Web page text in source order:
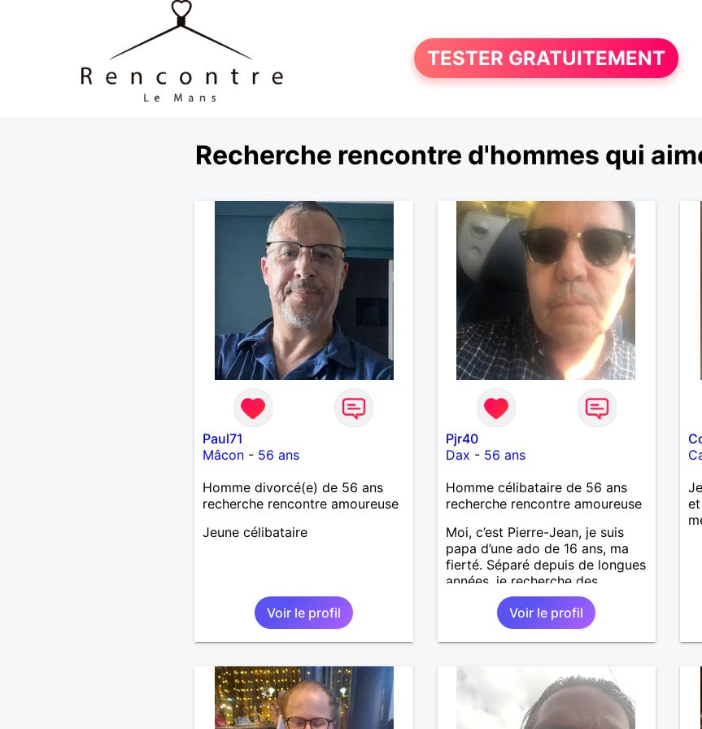
TESTER GRATUITEMENT
Recherche rencontre d'hommes qui
Paul71
Mâcon- 56 ans
Homme divorcé(e) de 56 ans
recherche rencontre amoureuse
Jeune célibataire
Voir le profil
Pjr40
Dax - 56 ans
Homme célibataire de 56 ans
recherche rencontre amoureuse
Moi, c’est Pierre-Jean, je suis
papa d’une ado de 16 ans, ma
fierté. Séparé depuis de longues
années, je recherche des
affinités amicales afin de
rompre une solitude parfois
difficile à gérer ainsi que casser
le vague à l’âme. L’amitié reste
yeux mais peut se décliner en
des sentiments plus puissants.
« Le temps fera son œuvre »
Voir le profil
et